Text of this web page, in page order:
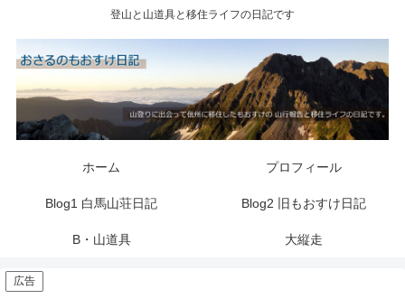
登山と山道具と移住ライフの日記です
ホーム プロフィール
Blog1 白馬山荘日記 Blog2 旧もおすけ日記
B・山道具 大縦走
広告